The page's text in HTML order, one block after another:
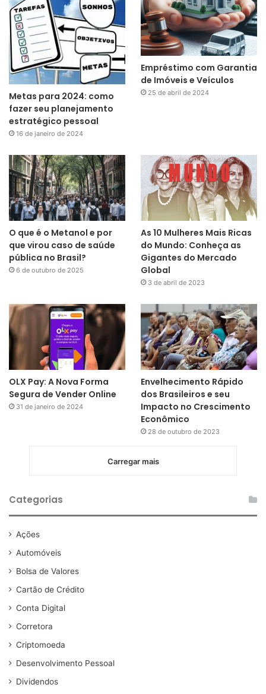
Metas para 2024: como
fazer seu planejamento
estratégico pessoal
16 de janeiro de 2024
Empréstimo com Garantia
de Imóveis e Veículos
25 de abril de 2024
O que é o Metanol e por
que virou caso de saúde
pública no Brasil?
6 de outubro de 2025
As 10 Mulheres Mais Ricas
do Mundo: Conheça as
Gigantes do Mercado
Global
3 de abril de 2023
OLX Pay: A Nova Forma
Segura de Vender Online
31 de janeiro de 2024
Envelhecimento Rápido
dos Brasileiros e seu
Impacto no Crescimento
Econômico
28 de outubro de 2023
Carregar mais
Categorias
Ações
Automóveis
Bolsa de Valores
Cartão de Crédito
Conta Digital
Corretora
Criptomoeda
Desenvolvimento Pessoal
Dividendos